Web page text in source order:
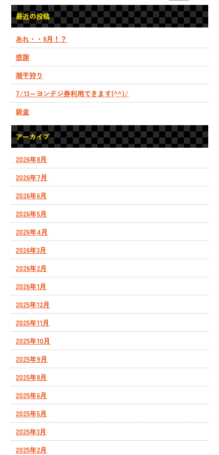
最近の投稿
あれ・・8月！？
感謝
潮干狩り
7/13～ヨンデジ券利用できます(^^)/
鈑金
アーカイブ
2026年8月
2026年7月
2026年6月
2026年5月
2026年4月
2026年3月
2026年2月
2026年1月
2025年12月
2025年11月
2025年10月
2025年9月
2025年8月
2025年6月
2025年5月
2025年3月
2025年2月